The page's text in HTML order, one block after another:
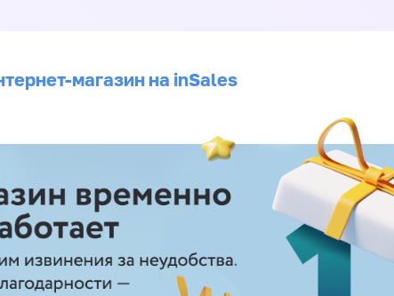
магазин на inSales